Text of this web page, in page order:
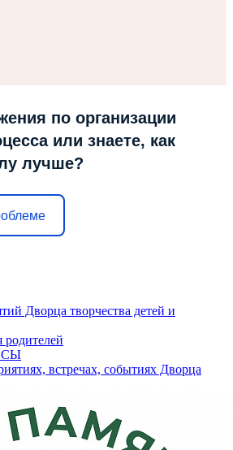
по организации
или знаете, как
лучше?
Дворца творчества детей и
встречах, событиях Дворца